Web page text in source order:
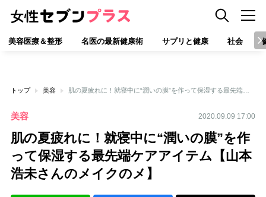
美容医療＆整形 名医の最新健康術 サプリと健康 社会
トップ 美容 肌の夏疲れに！就寝中に“潤いの膜”を作って保湿する最先端ケアアイテム【山本浩未さんのメイクのメ】
美容 2020.09.09 17:00
肌の夏疲れに！就寝中に“潤いの膜”を作
って保湿する最先端ケアアイテム【山本
浩未さんのメイクのメ】